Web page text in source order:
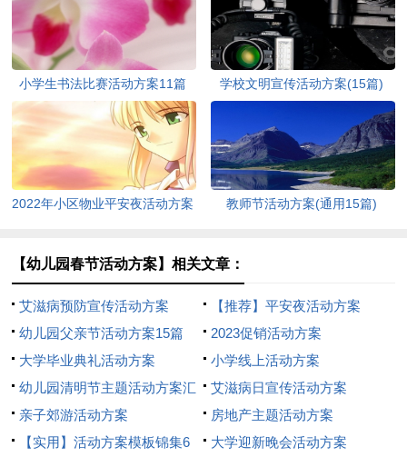
小学生书法比赛活动方案11篇 学校文明宣传活动方案(15篇)
2022年小区物业平安夜活动方案
教师节活动方案(通用15篇)
【幼儿园春节活动方案】相关文章：
艾滋病预防宣传活动方案
【推荐】平安夜活动方案
幼儿园父亲节活动方案15篇
2023促销活动方案
大学毕业典礼活动方案
小学线上活动方案
幼儿园清明节主题活动方案汇
编12篇
艾滋病日宣传活动方案
亲子郊游活动方案
房地产主题活动方案
【实用】活动方案模板锦集6
大学迎新晚会活动方案